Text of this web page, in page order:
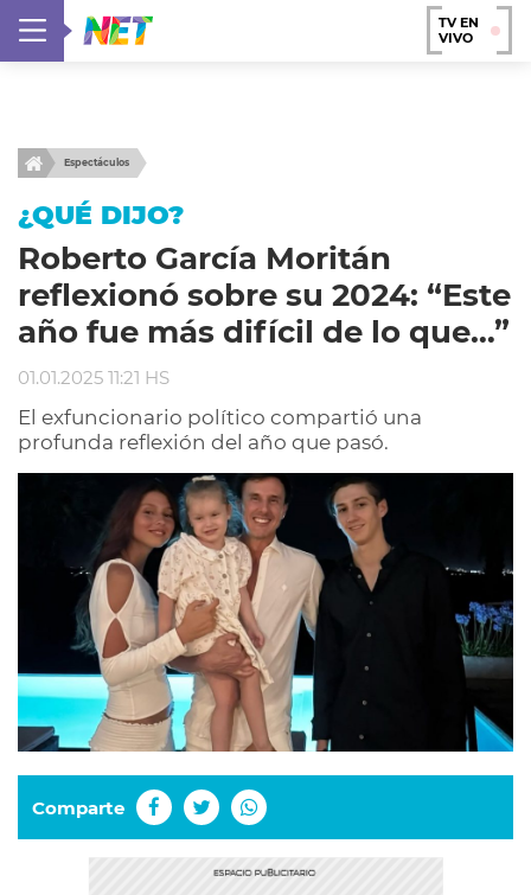
TV EN
VIVO
Espectáculos
¿QUÉ DIJO?
Roberto García Moritán
reflexionó sobre su 2024: “Este
año fue más difícil de lo que…”
01.01.2025 11:21 HS
El exfuncionario político compartió una
profunda reflexión del año que pasó.
Comparte